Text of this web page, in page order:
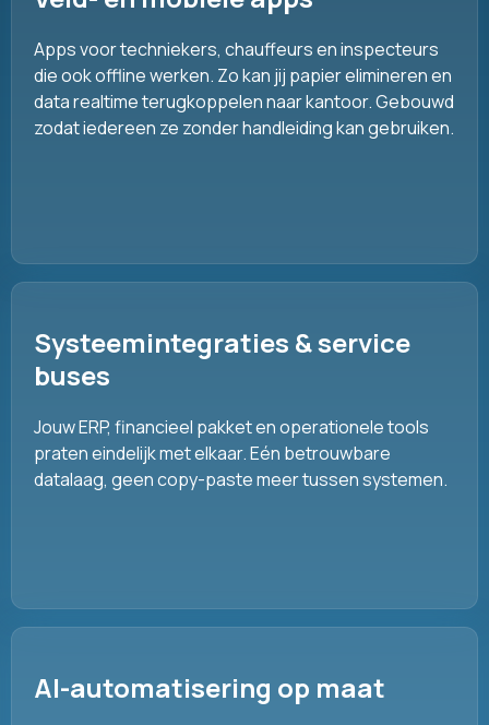
Apps voor techniekers, chauffeurs en inspecteurs
die ook offline werken. Zo kan jij papier elimineren en
data realtime terugkoppelen naar kantoor. Gebouwd
zodat iedereen ze zonder handleiding kan gebruiken.
Systeemintegraties & service
buses
Jouw ERP, financieel pakket en operationele tools
praten eindelijk met elkaar. Eén betrouwbare
datalaag, geen copy-paste meer tussen systemen.
AI-automatisering op maat